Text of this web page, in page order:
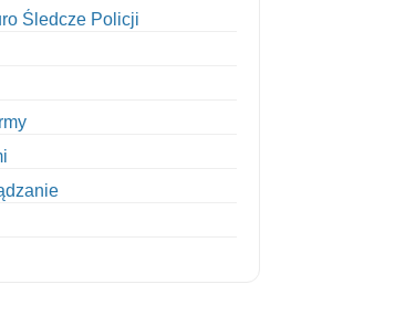
Śledcze Policji